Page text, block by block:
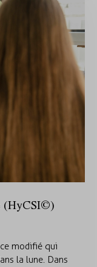
(HyCSI©)
modifié qui
la lune. Dans